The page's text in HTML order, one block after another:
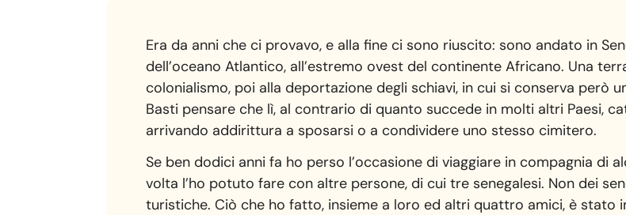
Era da anni che ci provavo, e alla fine ci sono riuscito: sono andato in
dell’oceano Atlantico, all’estremo ovest del continente Africano. Una
colonialismo, poi alla deportazione degli schiavi, in cui si conserva però
Basti pensare che lì, al contrario di quanto succede in molti altri Paesi,
arrivando addirittura a sposarsi o a condividere uno stesso cimitero.
Se ben dodici anni fa ho perso l’occasione di viaggiare in compagnia di
volta l’ho potuto fare con altre persone, di cui tre senegalesi. Non dei
turistiche. Ciò che ho fatto, insieme a loro ed altri quattro amici, è stato